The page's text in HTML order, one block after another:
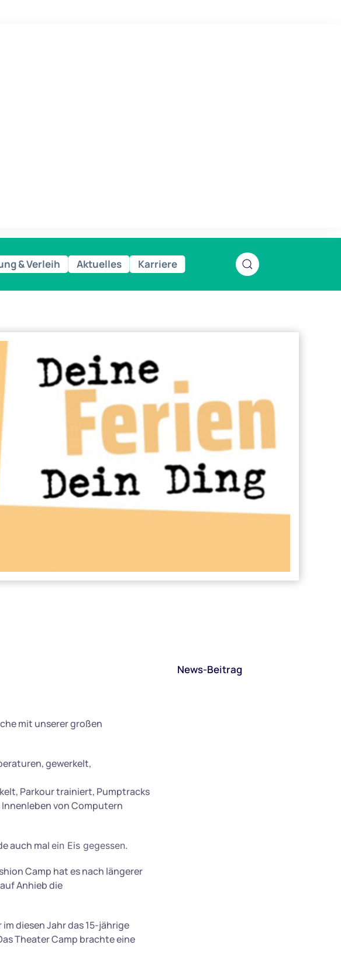
& Verleih Aktuelles Karriere
mit unserer großen
gewerkelt,
Parkour trainiert, Pumptracks
von Computern
auch mal ein Eis gegessen.
Camp hat es nach längerer
Anhieb die
diesen Jahr das 15-jährige
Theater Camp brachte eine
News-Beitrag